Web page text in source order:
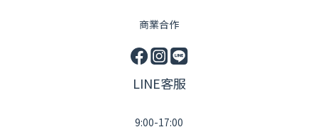
商業合作
LINE客服
9:00-17:00